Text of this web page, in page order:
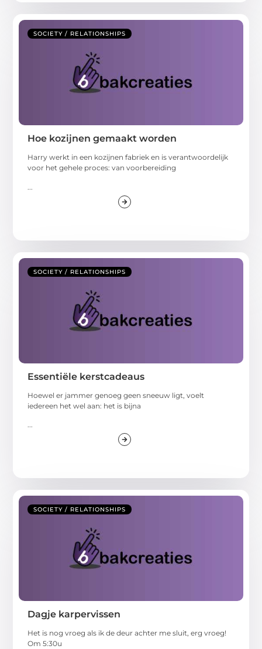
SOCIETY / RELATIONSHIPS
Hoe kozijnen gemaakt worden
Harry werkt in een kozijnen fabriek en is verantwoordelijk
voor het gehele proces: van voorbereiding
SOCIETY / RELATIONSHIPS
Essentiële kerstcadeaus
Hoewel er jammer genoeg geen sneeuw ligt, voelt
iedereen het wel aan: het is bijna
...
SOCIETY / RELATIONSHIPS
Dagje karpervissen
Het is nog vroeg als ik de deur achter me sluit, erg vroeg!
Om 5:30u